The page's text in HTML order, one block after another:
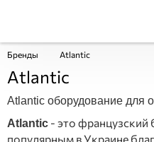
Бренды Atlantic
Atlantic
Atlantic оборудование для
Atlantic - это французский
популярным в Украине